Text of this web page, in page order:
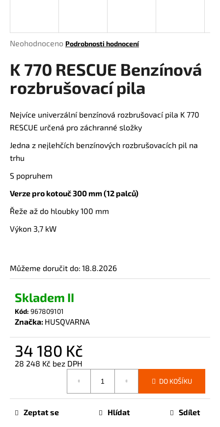
Průměrné
produktu
je
0,0
z
hvězdiček.
Neohodnoceno Podrobnosti hodnocení
K 770 RESCUE Benzínová
rozbrušovací pila
Nejvíce univerzální benzínová rozbrušovací pila K 770
RESCUE určená pro záchranné složky
Jedna z nejlehčích benzínových rozbrušovacích pil na
trhu
S popruhem
Verze pro kotouč 300 mm (12 palců)
Řeže až do hloubky 100 mm
Výkon 3,7 kW
Můžeme doručit do: 18.8.2026
Skladem II
Kód: 967809101
Značka: HUSQVARNA
34 180 Kč
28 248 Kč bez DPH
DO KOŠÍKU
Zeptat se Hlídat Sdílet
í
t
?
HLEDAT
D
o
p
o
r
u
č
u
m
e